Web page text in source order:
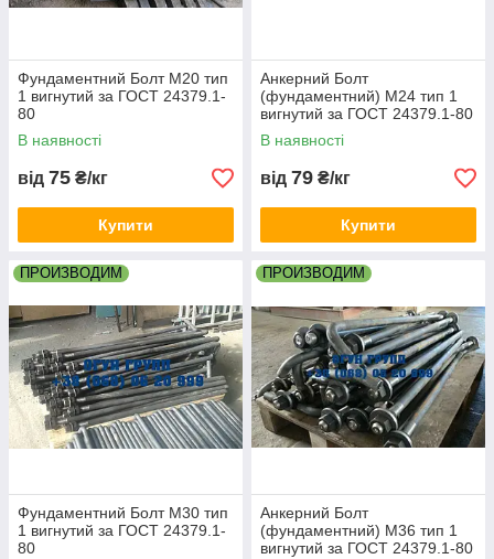
Фундаментний Болт М20 тип
1 вигнутий за ГОСТ 24379.1-
80
В наявності
від 75 ₴/кг
Купити
Анкерний Болт
(фундаментний) М24 тип 1
вигнутий за ГОСТ 24379.1-80
В наявності
від 79 ₴/кг
Купити
ПРОИЗВОДИМ
Фундаментний Болт М30 тип
1 вигнутий за ГОСТ 24379.1-
80
ПРОИЗВОДИМ
Анкерний Болт
(фундаментний) М36 тип 1
вигнутий за ГОСТ 24379.1-80